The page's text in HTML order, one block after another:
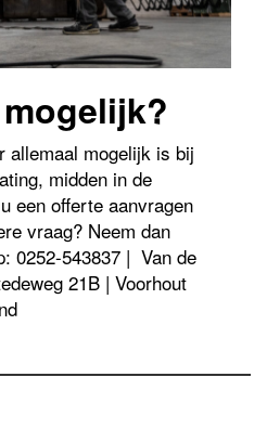
allemaal mogelijk is bij
midden in de
een offerte aanvragen
vraag? Neem dan
0252-543837 | Van de
21B | Voorhout